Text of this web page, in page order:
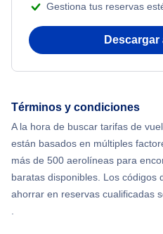
Flights from Nueva York to
Flights from Shanghai to
Flights from Nueva York to
Flights from Nueva York to Seúl
Gestiona tus reservas
Términos y condiciones
A la hora de buscar tarifas de
están basados en múltiples
más de 500 aerolíneas para
baratas disponibles. Los códigos
ahorrar en reservas cualificadas
.